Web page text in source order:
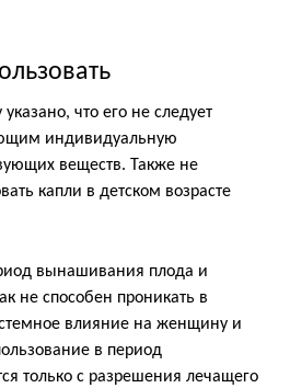
что его не следует
индивидуальную
веществ. Также не
капли в детском возрасте
вынашивания плода и
не способен проникать в
влияние на женщину и
в период
только с разрешения лечащего